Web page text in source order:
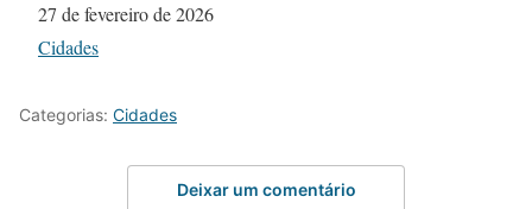
Data
27 de fevereiro de 2026
Em relação a
Cidades
Categorias: Cidades
Deixar um comentário